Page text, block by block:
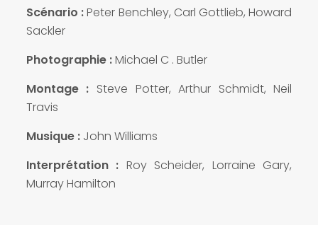
Scénario :Peter Benchley, Carl Gottlieb, Howard
Sackler
Photographie :Michael C . Butler
Montage : Steve Potter, Arthur Schmidt, Neil
Travis
Musique :John Williams
Interprétation : Roy Scheider, Lorraine Gary,
Murray Hamilton